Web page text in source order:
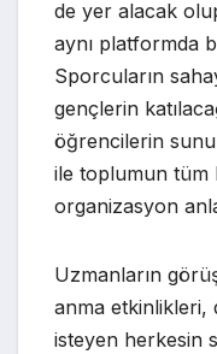
de yer alacak
aynı platformda
Sporcuların
gençlerin
öğrencilerin
ile toplumun tüm
organizasyon
Uzmanların
anma etkinlikleri,
isteyen herkesin